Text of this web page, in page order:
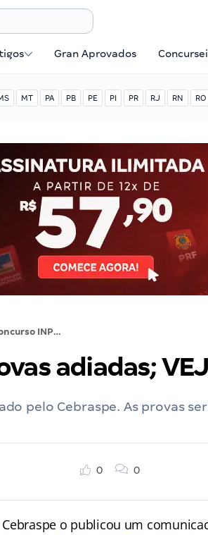
Gran Aprovados
MT PA PB PE PI PR RJ RN RO
Concurso INPI: provas adiadas; VEJA!
adiadas;
pelo Cebraspe. As provas
0 0
Cebraspe o publicou um